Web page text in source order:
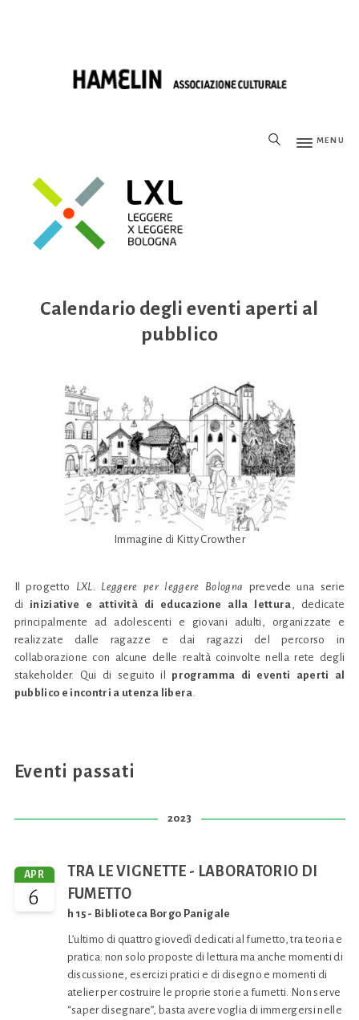
MENU
Calendario degli eventi aperti al
pubblico
Immagine di Kitty Crowther
Il progetto LXL. Leggere per leggere Bologna prevede una serie
di iniziative e attività di educazione alla lettura, dedicate
principalmente ad adolescenti e giovani adulti, organizzate e
realizzate dalle ragazze e dai ragazzi del percorso in
collaborazione con alcune delle realtà coinvolte nella rete degli
stakeholder. Qui di seguito il programma di eventi aperti al
pubblico e incontri a utenza libera.
Eventi passati
2023
APR
6
TRA LE VIGNETTE - LABORATORIO DI
FUMETTO
h 15 - Biblioteca Borgo Panigale
L’ultimo di quattro giovedì dedicati al fumetto, tra teoria e
pratica: non solo proposte di lettura ma anche momenti di
discussione, esercizi pratici e di disegno e momenti di
atelier per costruire le proprie storie a fumetti. Non serve
“saper disegnare”, basta avere voglia di immergersi nelle